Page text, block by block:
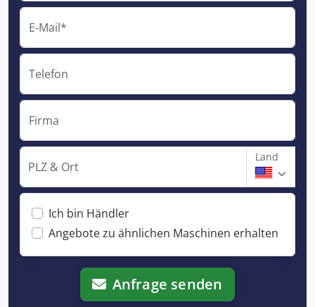
E-Mail*
Telefon
Firma
PLZ & Ort
Land
Ich bin Händler
Angebote zu ähnlichen Maschinen erhalten
Anfrage senden